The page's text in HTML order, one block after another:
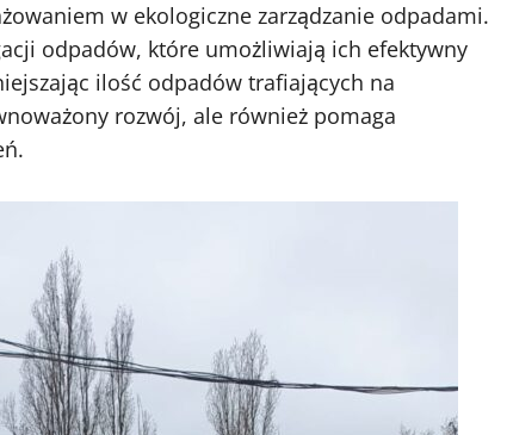
w ekologiczne zarządzanie odpadami.
odpadów, które umożliwiają ich efektywny
ilość odpadów trafiających na
rozwój, ale również pomaga